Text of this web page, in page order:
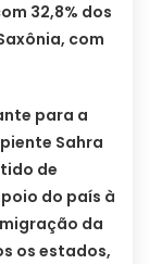
32,8% dos
com
para a
Sahra
de
do país à
da
os estados,